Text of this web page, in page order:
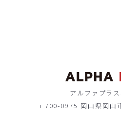
アルファプラ
〒700-0975 岡山県岡山